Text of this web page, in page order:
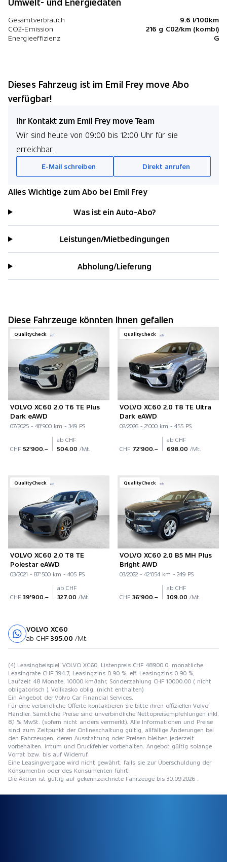
Gesamtverbrauch
9.6 l/100km
CO2-Emission
216 g C02/km (kombi)
Energieeffizienz
G
Dieses Fahrzeug ist im Emil Frey move Abo
verfügbar!
Ihr Kontakt zum Emil Frey move Team
Wir sind heute von 09:00 bis 12:00 Uhr für sie
erreichbar.
E-Mail schreiben Direkt anrufen
Alles Wichtige zum Abo bei Emil Frey
Was ist ein Auto-Abo?
Leistungen/Mietbedingungen
Abholung/Lieferung
Diese Fahrzeuge könnten Ihnen gefallen
QualityCheck
VOLVO XC60 2.0 T6 TE Plus
Dark eAWD
07/2025 - 48'900 km - 349 PS
CHF 52'900.–
ab CHF
504.00 /Mt.
QualityCheck
VOLVO XC60 2.0 T8 TE Ultra
Dark eAWD
02/2026 - 2'000 km - 455 PS
CHF 72'900.–
ab CHF
698.00 /Mt.
QualityCheck
VOLVO XC60 2.0 T8 TE
Polestar eAWD
03/2021 - 87'500 km - 405 PS
CHF 39'900.–
ab CHF
327.00 /Mt.
QualityCheck
VOLVO XC60 2.0 B5 MH Plus
Bright AWD
03/2022 - 42'054 km - 249 PS
CHF 36'900.–
ab CHF
309.00 /Mt.
VOLVO XC60
ab CHF 395.00 /Mt.
(4) Leasingbeispiel: VOLVO XC60, Listenpreis CHF 48900.0, monatliche
Leasingrate CHF 394.7, Leasingzins 0.90 %, eff. Leasingzins 0.90 %,
Laufzeit 48 Monate, 10000 km/Jahr, Sonderzahlung CHF 10000.00 ( nicht
obligatorisch ), Vollkasko oblig. (nicht enthalten)
Ein Angebot der Volvo Car Financial Services.
Für eine verbindliche Offerte kontaktieren Sie bitte ihren offiziellen Volvo
Händler. Sämtliche Preise sind unverbindliche Nettopreisempfehlungen inkl.
8,1 % MwSt. (sofern nicht anders vermerkt). Alle Informationen und Preise
sind zum Zeitpunkt der Onlineschaltung gültig, allfällige Änderungen bei
den Fahrzeugen, deren Ausstattung oder Preisen bleiben jederzeit
vorbehalten. Irrtum und Druckfehler vorbehalten. Angebot gültig solange
Vorrat bzw. bis auf Widerruf.
Eine Leasingvergabe wird nicht gewährt, falls sie zur Überschuldung der
Konsumentin oder des Konsumenten führt.
Die Aktion ist gültig auf gekennzeichnete Fahrzeuge bis 30.09.2026 .